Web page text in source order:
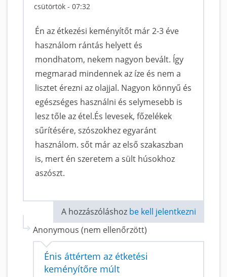
csütörtök - 07:32
Én az étkezési keményítőt már 2-3 éve
használom rántás helyett és
mondhatom, nekem nagyon bevált. Így
megmarad mindennek az íze és nem a
lisztet érezni az olajjal. Nagyon könnyű és
egészséges használni és selymesebb is
lesz tőle az étel.És levesek, főzelékek
sűrítésére, szószokhez egyaránt
használom. sőt már az első szakaszban
is, mert én szeretem a sült húsokhoz
aszószt.
A hozzászóláshoz be kell jelentkezni
Anonymous (nem ellenőrzött)
Énis áttértem az étketési
keményítőre múlt